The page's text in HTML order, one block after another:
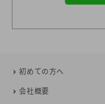
初めての方へ
会社概要